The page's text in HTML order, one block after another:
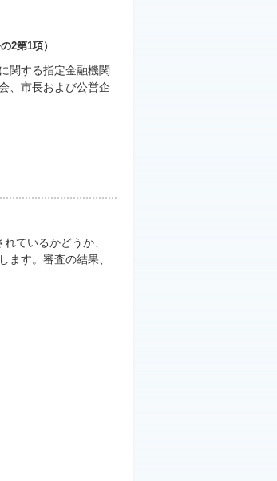
2第1項）
関する指定金融機関
、市長および公営企
ているかどうか、
ます。審査の結果、